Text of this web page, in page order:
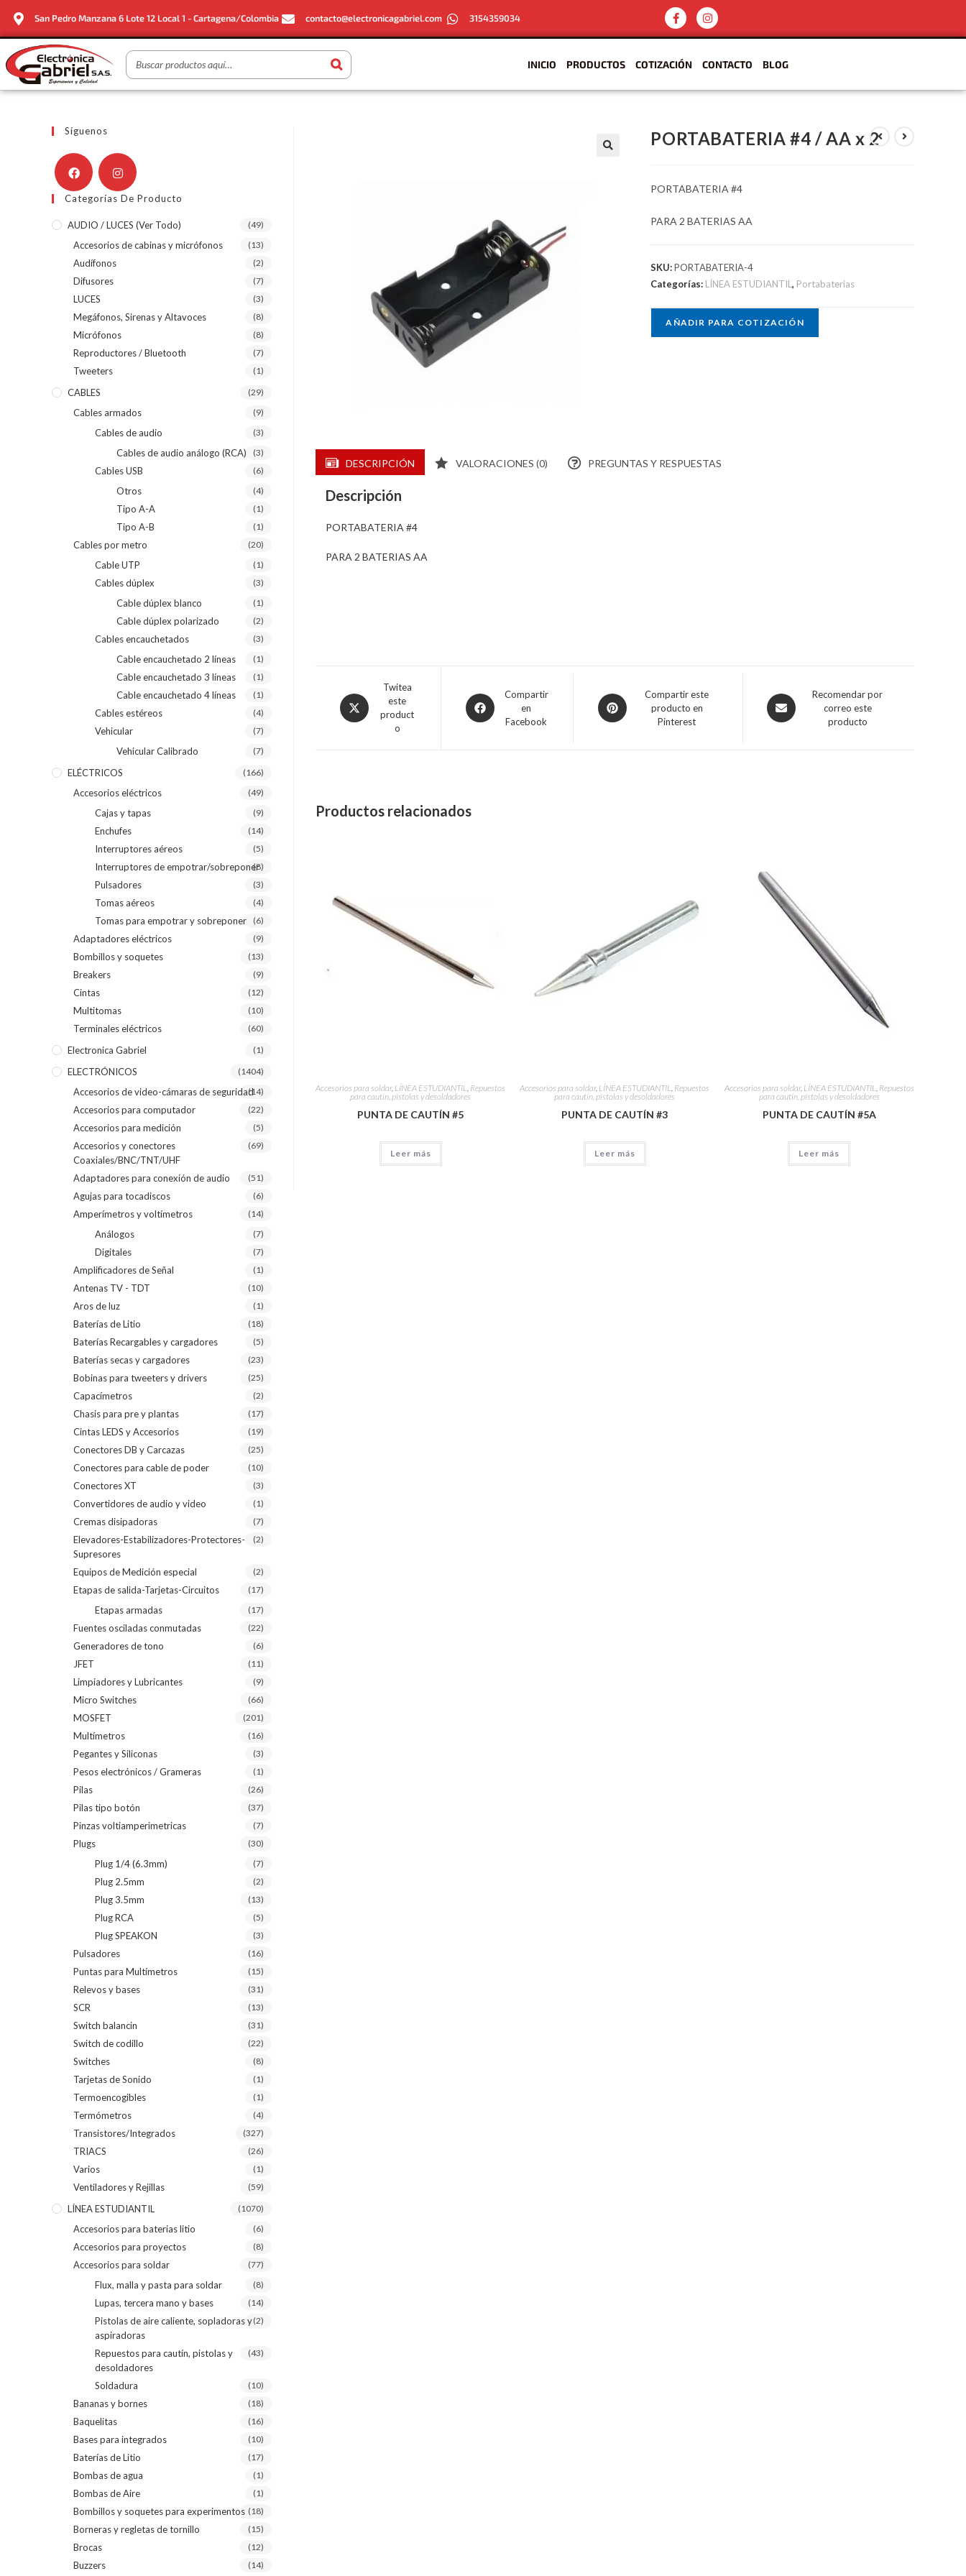
San Pedro Manzana 6 Lote 12 Local 1 - Cartagena/Colombia contacto@electronicagabriel.com 3154359034
INICIO PRODUCTOS COTIZACIÓN CONTACTO BLOG
PORTABATERIA #4 / AA x 2
PORTABATERIA #4
PARA 2 BATERIAS AA
SKU:PORTABATERIA-4
Categorías: LÍNEA ESTUDIANTIL, Portabaterias
AÑADIR PARA COTIZACIÓN
DESCRIPCIÓN VALORACIONES (0) PREGUNTAS Y RESPUESTAS
Descripción
PORTABATERIA #4
PARA 2 BATERIAS AA
Twitea
este
product
o
Compartir
en
Facebook
Compartir este
producto en
Pinterest
Recomendar por
correo este
producto
Productos relacionados
Accesorios para soldar, LÍNEA ESTUDIANTIL, Repuestos
para cautín, pistolas y desoldadores
PUNTA DE CAUTÍN #5
Leer más
Accesorios para soldar, LÍNEA ESTUDIANTIL, Repuestos
para cautín, pistolas y desoldadores
PUNTA DE CAUTÍN #3
Leer más
Accesorios para soldar, LÍNEA ESTUDIANTIL, Repuestos
para cautín, pistolas y desoldadores
PUNTA DE CAUTÍN #5A
Leer más
Síguenos
Categorías De Producto
AUDIO / LUCES (ver Todo) (49)
Accesorios de cabinas y micrófonos (13)
Audífonos (2)
Difusores (7)
LUCES (3)
Megáfonos, Sirenas y Altavoces (8)
Micrófonos (8)
Reproductores / Bluetooth (7)
Tweeters (1)
CABLES (29)
Cables armados (9)
Cables de audio (3)
Cables de audio análogo (RCA) (3)
Cables USB (6)
Otros (4)
Tipo A-A (1)
Tipo A-B (1)
Cables por metro (20)
Cable UTP (1)
Cables dúplex (3)
Cable dúplex blanco (1)
Cable dúplex polarizado (2)
Cables encauchetados (3)
Cable encauchetado 2 líneas (1)
Cable encauchetado 3 líneas (1)
Cable encauchetado 4 líneas (1)
Cables estéreos (4)
Vehicular (7)
Vehicular Calibrado (7)
ELÉCTRICOS (166)
Accesorios eléctricos (49)
Cajas y tapas (9)
Enchufes (14)
Interruptores aéreos (5)
Interruptores de empotrar/sobreponer(8)
Pulsadores (3)
Tomas aéreos (4)
Tomas para empotrar y sobreponer (6)
Adaptadores eléctricos (9)
Bombillos y soquetes (13)
Breakers (9)
Cintas (12)
Multitomas (10)
Terminales eléctricos (60)
Electronica Gabriel (1)
ELECTRÓNICOS (1404)
Accesorios de video-cámaras de seguridad(14)
Accesorios para computador (22)
Accesorios para medición (5)
Accesorios y conectores
Coaxiales/BNC/TNT/UHF
(69)
Adaptadores para conexión de audio (51)
Agujas para tocadiscos (6)
Amperímetros y voltímetros (14)
Análogos (7)
Digitales (7)
Amplificadores de Señal (1)
Antenas TV - TDT (10)
Aros de luz (1)
Baterías de Litio (18)
Baterías Recargables y cargadores (5)
Baterías secas y cargadores (23)
Bobinas para tweeters y drivers (25)
Capacímetros (2)
Chasis para pre y plantas (17)
Cintas LEDS y Accesorios (19)
Conectores DB y Carcazas (25)
Conectores para cable de poder (10)
Conectores XT (3)
Convertidores de audio y video (1)
Cremas disipadoras (7)
Elevadores-Estabilizadores-Protectores-
Supresores
(2)
Equipos de Medición especial (2)
Etapas de salida-Tarjetas-Circuitos (17)
Etapas armadas (17)
Fuentes osciladas conmutadas (22)
Generadores de tono (6)
JFET (11)
Limpiadores y Lubricantes (9)
Micro Switches (66)
MOSFET (201)
Multímetros (16)
Pegantes y Siliconas (3)
Pesos electrónicos / Grameras (1)
Pilas (26)
Pilas tipo botón (37)
Pinzas voltiamperimetricas (7)
Plugs (30)
Plug 1/4 (6.3mm) (7)
Plug 2.5mm (2)
Plug 3.5mm (13)
Plug RCA (5)
Plug SPEAKON (3)
Pulsadores (16)
Puntas para Multímetros (15)
Relevos y bases (31)
SCR (13)
Switch balancin (31)
Switch de codillo (22)
Switches (8)
Tarjetas de Sonido (1)
Termoencogibles (1)
Termómetros (4)
Transistores/Integrados (327)
TRIACS (26)
Varios (1)
Ventiladores y Rejillas (59)
LÍNEA ESTUDIANTIL (1070)
Accesorios para baterias litio (6)
Accesorios para proyectos (8)
Accesorios para soldar (77)
Flux, malla y pasta para soldar (8)
Lupas, tercera mano y bases (14)
Pistolas de aire caliente, sopladoras y
aspiradoras
(2)
Repuestos para cautín, pistolas y
desoldadores
(43)
Soldadura (10)
Bananas y bornes (18)
Baquelitas (16)
Bases para integrados (10)
Baterías de Litio (17)
Bombas de agua (1)
Bombas de Aire (1)
Bombillos y soquetes para experimentos (18)
Borneras y regletas de tornillo (15)
Brocas (12)
Buzzers (14)